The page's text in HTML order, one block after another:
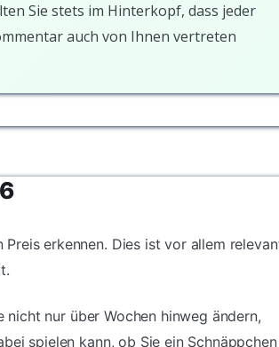
Sie stets im Hinterkopf, dass jeder
auch von Ihnen vertreten
erkennen. Dies ist vor allem
nur über Wochen hinweg ändern,
spielen kann, ob Sie ein Schnäppchen